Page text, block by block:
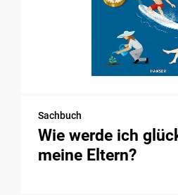
Sachbuch
Wie werde ich
meine Eltern?